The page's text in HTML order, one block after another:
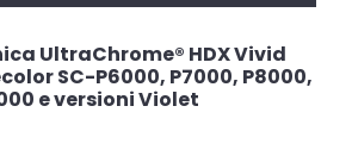
UltraChrome® HDX Vivid
SC-P6000, P7000, P8000,
e versioni Violet